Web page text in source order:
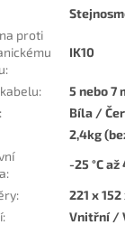
proti
:
IK10
:
5 nebo 7
:
Bíla /
2,4kg
:
-25 °C až
:
221 x 152
:
Vnitřní /